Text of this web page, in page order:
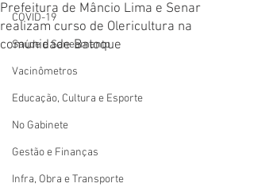
COVID-19
Saúde e Saneamento
Vacinômetros
Educação, Cultura e Esporte
No Gabinete
Gestão e Finanças
Infra, Obra e Transporte
Prefeitura de Mâncio Lima e Senar
realizam curso de Olericultura na
comunidade Batoque